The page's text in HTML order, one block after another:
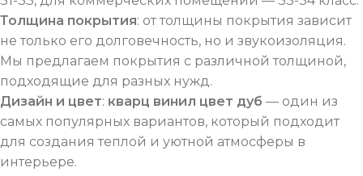
Толщина покрытия: от толщины покрытия зависит
не только его долговечность, но и звукоизоляция.
Мы предлагаем покрытия с различной толщиной,
подходящие для разных нужд.
Дизайн и цвет: кварц винил цвет дуб — один из
самых популярных вариантов, который подходит
для создания теплой и уютной атмосферы в
интерьере.